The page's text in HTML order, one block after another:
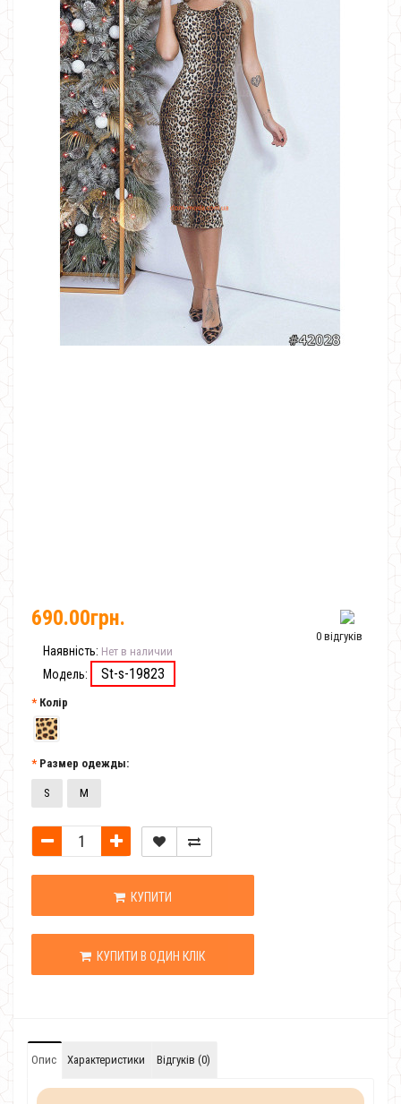
0 відгуків
690.00грн.
Наявність: Нет в наличии
Модель: St-s-19823
Колір
Размер одежды:
S M
КУПИТИ
КУПИТИ В ОДИН КЛІК
Опис Характеристики Відгуків (0)